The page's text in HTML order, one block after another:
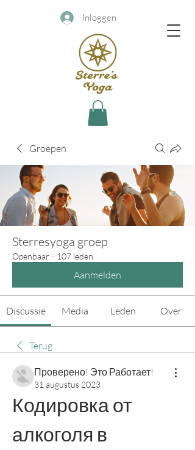
Inloggen
Groepen
Sterresyoga groep
Openbaar · 107 leden
Aanmelden
Discussie Media Leden Over
Terug
Проверено! Это Работает!
31 augustus 2023
Кодировка от
алкоголя в